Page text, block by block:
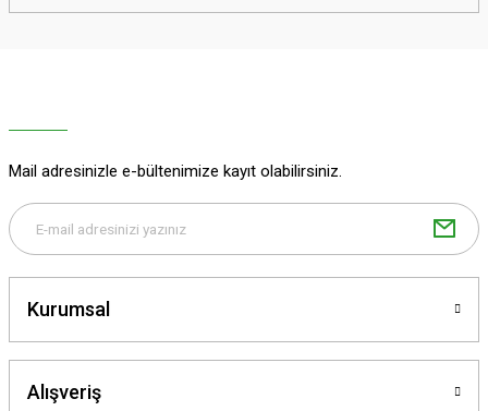
Mail adresinizle e-bültenimize kayıt olabilirsiniz.
Kurumsal
Alışveriş